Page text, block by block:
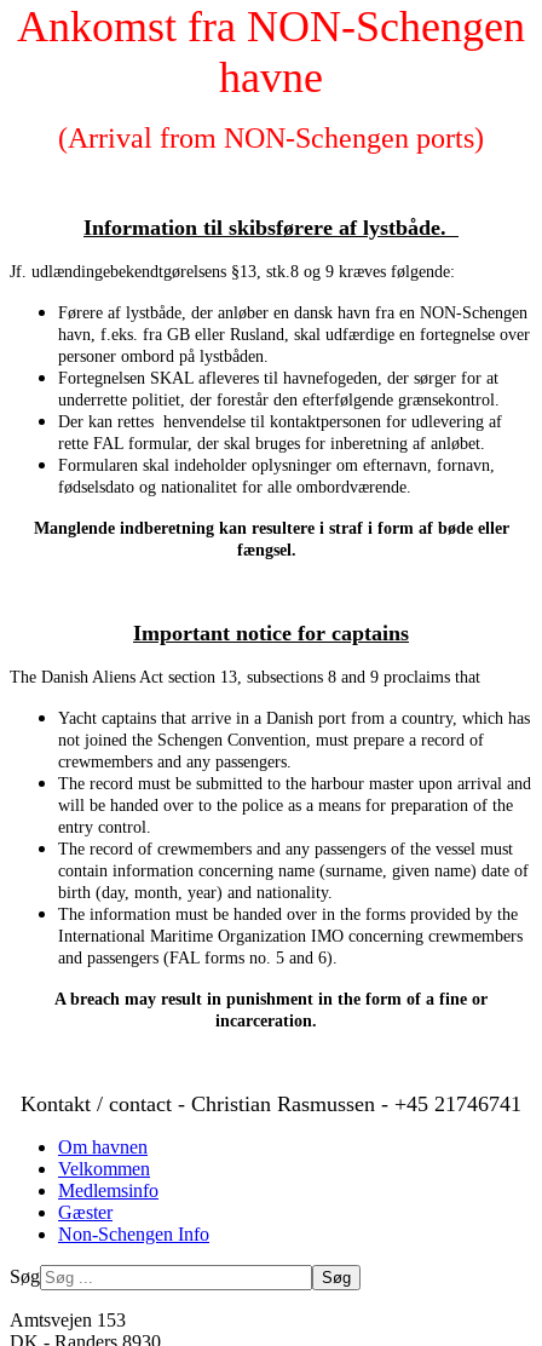
Ankomst fra NON-Schengen
havne
(Arrival from NON-Schengen ports)
Information til skibsførere af lystbåde.
Jf. udlændingebekendtgørelsens §13, stk.8 og 9 kræves følgende:
Førere af lystbåde, der anløber en dansk havn fra en NON-Schengen
havn, f.eks. fra GB eller Rusland, skal udfærdige en fortegnelse over
personer ombord på lystbåden.
Fortegnelsen SKAL afleveres til havnefogeden, der sørger for at
underrette politiet, der forestår den efterfølgende grænsekontrol.
Der kan rettes henvendelse til kontaktpersonen for udlevering af
rette FAL formular, der skal bruges for inberetning af anløbet.
Formularen skal indeholder oplysninger om efternavn, fornavn,
fødselsdato og nationalitet for alle ombordværende.
Manglende indberetning kan resultere i straf i form af bøde eller
fængsel.
Important notice for captains
The Danish Aliens Act section 13, subsections 8 and 9 proclaims that
Yacht captains that arrive in a Danish port from a country, which has
not joined the Schengen Convention, must prepare a record of
crewmembers and any passengers.
The record must be submitted to the harbour master upon arrival and
will be handed over to the police as a means for preparation of the
entry control.
The record of crewmembers and any passengers of the vessel must
contain information concerning name (surname, given name) date of
birth (day, month, year) and nationality.
The information must be handed over in the forms provided by the
International Maritime Organization IMO concerning crewmembers
and passengers (FAL forms no. 5 and 6).
A breach may result in punishment in the form of a fine or
incarceration.
Kontakt / contact - Christian Rasmussen - +45 21746741
Om havnen
Velkommen
Medlemsinfo
Gæster
Non-Schengen Info
Søg Søg
Amtsvejen 153
DK - Randers 8930